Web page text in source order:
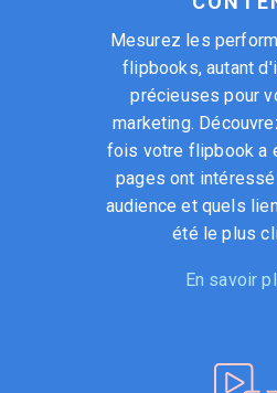
Mesurez les
flipbooks, autant
précieuses pour
marketing.
fois votre flipbook a
pages ont
audience et quels
été le plus
En savoir